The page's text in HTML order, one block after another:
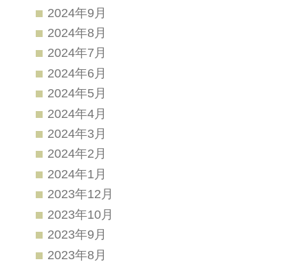
2024年9月
2024年8月
2024年7月
2024年6月
2024年5月
2024年4月
2024年3月
2024年2月
2024年1月
2023年12月
2023年10月
2023年9月
2023年8月